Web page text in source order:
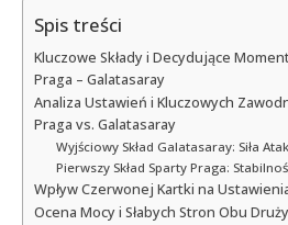
Spis treści
Kluczowe Składy i Decydujące
Praga – Galatasaray
Analiza Ustawień i Kluczowych
Praga vs. Galatasaray
Wyjściowy Skład Galatasaray: Siła
Pierwszy Skład Sparty Praga:
Wpływ Czerwonej Kartki na
Ocena Mocy i Słabych Stron Obu